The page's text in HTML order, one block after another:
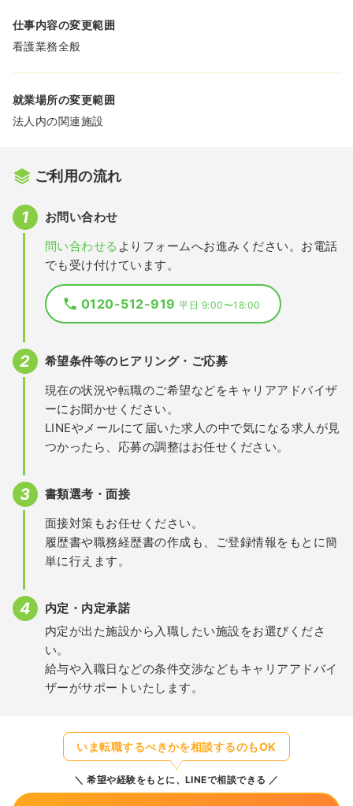
仕事内容の変更範囲
看護業務全般
就業場所の変更範囲
法人内の関連施設
ご利用の流れ
お問い合わせ
問い合わせる よりフォームへお進みください。お電話
でも受け付けています。
0120-512-919平日 9:00〜18:00
希望条件等のヒアリング・ご応募
現在の状況や転職のご希望などをキャリアアドバイザ
ーにお聞かせください。
LINEやメールにて届いた求人の中で気になる求人が見
つかったら、応募の調整はお任せください。
書類選考・面接
面接対策もお任せください。
履歴書や職務経歴書の作成も、ご登録情報をもとに簡
単に行えます。
内定・内定承諾
内定が出た施設から入職したい施設をお選びくださ
い。
給与や入職日などの条件交渉などもキャリアアドバイ
ザーがサポートいたします。
いま転職するべきかを相談するのもOK
希望や経験をもとに、LINEで相談できる